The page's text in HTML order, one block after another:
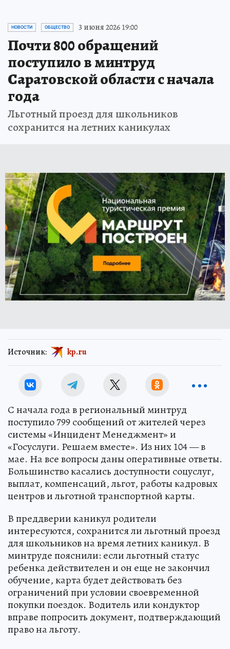
НОВОСТИ ОБЩЕСТВО 3 июня 2026 19:00
Почти 800 обращений
поступило в минтруд
Саратовской области с начала
года
Льготный проезд для школьников
сохранится на летних каникулах
Источник: kp.ru
С начала года в региональный минтруд
поступило 799 сообщений от жителей через
системы «Инцидент Менеджмент» и
«Госуслуги. Решаем вместе». Из них 104 — в
мае. На все вопросы даны оперативные ответы.
Большинство касались доступности соцуслуг,
выплат, компенсаций, льгот, работы кадровых
центров и льготной транспортной карты.
В преддверии каникул родители
интересуются, сохранится ли льготный проезд
для школьников на время летних каникул. В
минтруде пояснили: если льготный статус
ребенка действителен и он еще не закончил
обучение, карта будет действовать без
ограничений при условии своевременной
покупки поездок. Водитель или кондуктор
вправе попросить документ, подтверждающий
право на льготу.